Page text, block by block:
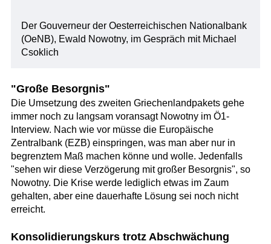
Der Gouverneur der Oesterreichischen Nationalbank
(OeNB), Ewald Nowotny, im Gespräch mit Michael
Csoklich
"Große Besorgnis"
Die Umsetzung des zweiten Griechenlandpakets gehe
immer noch zu langsam voransagt Nowotny im Ö1-
Interview. Nach wie vor müsse die Europäische
Zentralbank (EZB) einspringen, was man aber nur in
begrenztem Maß machen könne und wolle. Jedenfalls
"sehen wir diese Verzögerung mit großer Besorgnis", so
Nowotny. Die Krise werde lediglich etwas im Zaum
gehalten, aber eine dauerhafte Lösung sei noch nicht
erreicht.
Konsolidierungskurs trotz Abschwächung